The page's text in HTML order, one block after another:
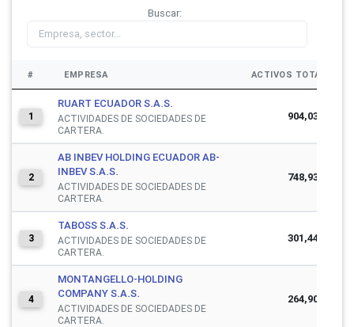
Buscar:
# EMPRESA ACTIVOS TOTALES
1
RUART ECUADOR S.A.S.
ACTIVIDADES DE SOCIEDADES DE
CARTERA.
904,035,277
2
AB INBEV HOLDING ECUADOR AB-
INBEV S.A.S.
ACTIVIDADES DE SOCIEDADES DE
CARTERA.
748,936,793
3
TABOSS S.A.S.
ACTIVIDADES DE SOCIEDADES DE
CARTERA.
301,449,271
4
MONTANGELLO-HOLDING
COMPANY S.A.S.
ACTIVIDADES DE SOCIEDADES DE
CARTERA.
264,908,572